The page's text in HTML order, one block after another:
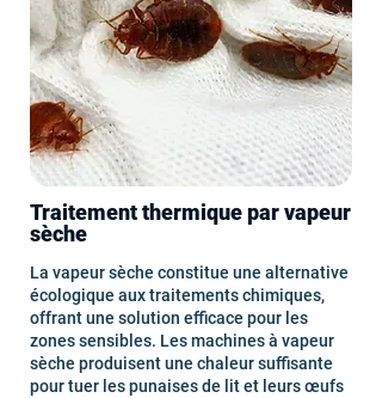
Traitement thermique par vapeur
sèche
La vapeur sèche constitue une alternative
écologique aux traitements chimiques,
offrant une solution efficace pour les
zones sensibles. Les machines à vapeur
sèche produisent une chaleur suffisante
pour tuer les punaises de lit et leurs œufs